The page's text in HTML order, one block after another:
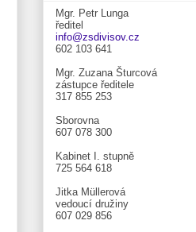
Mgr. Petr Lunga
ředitel
info@zsdivisov.cz
602 103 641
Mgr. Zuzana Šturcová
zástupce ředitele
317 855 253
Sborovna
607 078 300
Kabinet I. stupně
725 564 618
Jitka Müllerová
vedoucí družiny
607 029 856